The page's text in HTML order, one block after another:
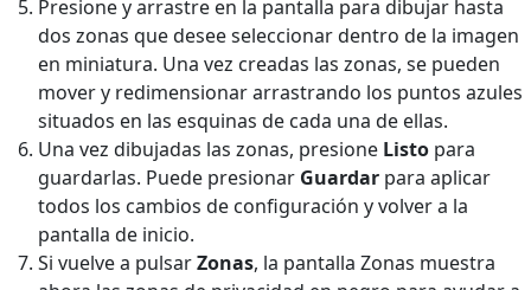
Presione y arrastre en la pantalla para dibujar hasta
dos zonas que desee seleccionar dentro de la imagen
en miniatura. Una vez creadas las zonas, se pueden
mover y redimensionar arrastrando los puntos azules
situados en las esquinas de cada una de ellas.
Una vez dibujadas las zonas, presione Listo para
guardarlas. Puede presionar Guardar para aplicar
todos los cambios de configuración y volver a la
pantalla de inicio.
Si vuelve a pulsarZonas, la pantalla Zonas muestra